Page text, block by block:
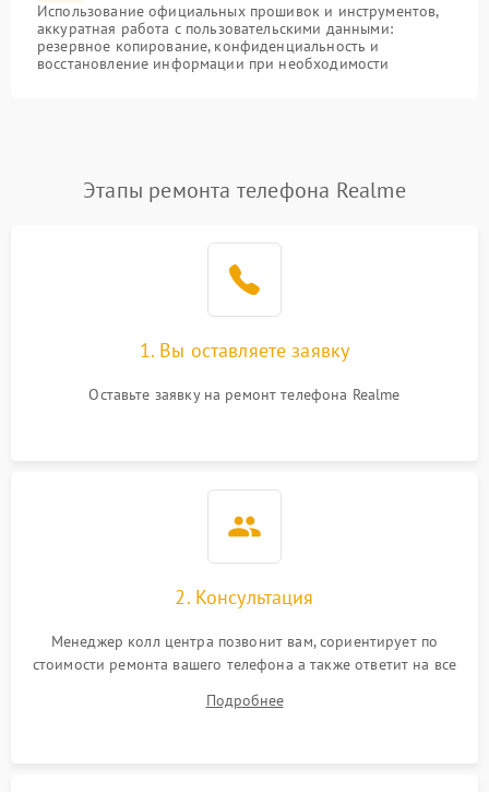
Использование официальных прошивок и инструментов,
аккуратная работа с пользовательскими данными:
резервное копирование, конфиденциальность и
восстановление информации при необходимости
Этапы ремонта телефона Realme
1. Вы оставляете заявку
Оставьте заявку на ремонт телефона Realme
2. Консультация
Менеджер колл центра позвонит вам, сориентирует по
стоимости ремонта вашего телефона а также ответит на все
Подробнее